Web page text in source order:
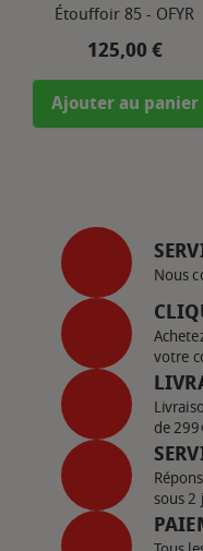
Étouffoir 85 - OFYR
Prix
125,00 €
Ajouter au panier
Nous
votre
de
sous 2